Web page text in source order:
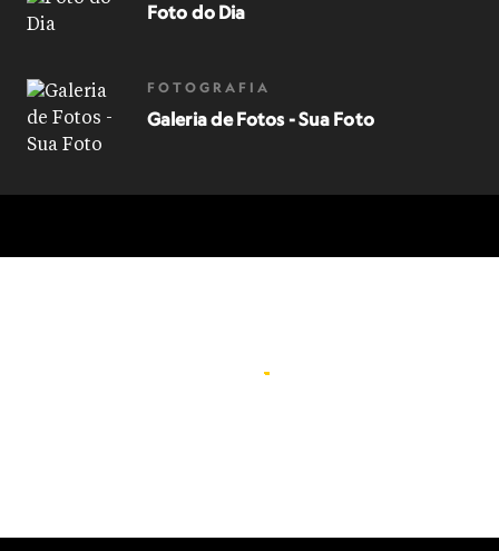
Foto do Dia
FOTOGRAFIA
Galeria de Fotos - Sua Foto